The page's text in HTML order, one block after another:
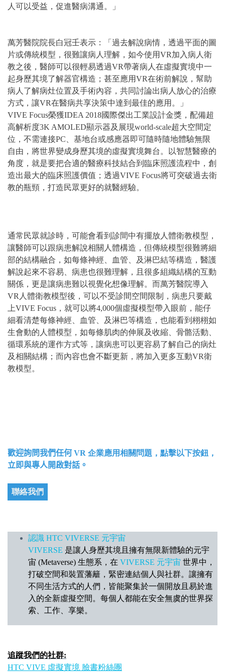
人可以受益，促進醫病溝通。」
萬芳醫院院長白冠壬表示：「過去解說病情，透過平面的圖
片或傳統模型，很難讓病人理解，如今使用VR加入病人衛
教之後，醫師可以很輕易透過VR帶著病人在虛擬實境中一
起身歷其境了解器官構造；甚至應用VR在術前解說，幫助
病人了解病灶位置及手術內容，共同討論出病人放心的治療
方式，讓VR在醫病共享決策中達到最佳的應用。」
VIVE Focus榮獲IDEA 2018國際傑出工業設計金獎，配備超
高解析度3K AMOLED顯示器及展現world-scale超大空間定
位，不需連接PC、基地台或感應器即可隨時隨地體驗無限
自由，將世界變成身歷其境的虛擬實境舞台。以智慧醫療的
角度，就是要把合適的醫療科技結合到臨床照護流程中，創
造出最大的臨床照護價值；透過VIVE Focus將可突破過去衛
教的瓶頸，打造民眾更好的就醫經驗。
通常民眾就診時，可能會看到診間中有擺放人體衛教模型，
讓醫師可以跟病患解說相關人體構造，但傳統模型很難將細
部的結構融合，如每條神經、血管、及淋巴結等構造，醫護
解說起來不容易、病患也很難理解，且很多組織結構的互動
關係，更是讓病患難以視覺化想像理解。而萬芳醫院導入
VR人體衛教模型後，可以不受診間空間限制，病患只要戴
上VIVE Focus，就可以將4,000個虛擬模型帶入眼前，能仔
細看清楚每條神經、血管、及淋巴等構造，也能看到栩栩如
生會動的人體模型，如每條肌肉的伸展及收縮、骨骼活動、
循環系統的運作方式等，讓病患可以更容易了解自己的病灶
及相關結構；而內容也會不斷更新，將加入更多互動VR衛
教模型。
歡迎詢問我們任何 VR 企業應用相關問題，點擊以下按鈕，
立即與專人開啟對話。
聯絡我們
認識 HTC VIVERSE 元宇宙
VIVERSE 是讓人身歷其境且擁有無限新體驗的元宇
宙 (Metaverse) 生態系，在 VIVERSE 元宇宙 世界中，
打破空間和裝置藩籬，緊密連結個人與社群。讓擁有
不同生活方式的人們，皆能聚集於一個開放且易於進
入的全新虛擬空間。每個人都能在安全無虞的世界探
索、工作、享樂。
追蹤我們的社群:
HTC VIVE 虛擬實境 臉書粉絲團